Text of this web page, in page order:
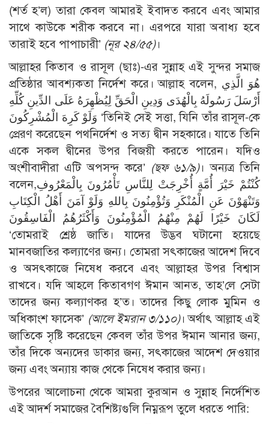
(শর্ত হ’ল) তারা কেবল আমারই ইবাদত করবে এবং আমার
সাথে কাউকে শরীক করবে না। এরপরে যারা অবাধ্য হবে
তারাই হবে পাপাচারী’ (নূর ২৪/৫৫)।
আল্লাহর কিতাব ও রাসূল (ছাঃ)-এর সুন্নাহ এই সুন্দর সমাজ
প্রতিষ্ঠার আবশ্যকতা নির্দেশ করে। আল্লাহ বলেন, هُوَ الَّذِي
أَرْسَلَ رَسُولَهُ بِالْهُدَى وَدِينِ الْحَقِّ لِيُظْهِرَهُ عَلَى الدِّينِ كُلِّهِ
وَلَوْ كَرِهَ الْمُشْرِكُونَ ‘তিনিই সেই সত্তা, যিনি তাঁর রাসূল-কে
প্রেরণ করেছেন পথনির্দেশ ও সত্য দ্বীন সহকারে। যাতে তিনি
একে সকল দ্বীনের উপর বিজয়ী করতে পারেন। যদিও
অংশীবাদীরা এটি অপসন্দ করে’ (ছফ ৬১/৯)। অন্যত্র তিনি
বলেন,كُنْتُمْ خَيْرَ أُمَّةٍ أُخْرِجَتْ لِلنَّاسِ تَأْمُرُونَ بِالْمَعْرُوفِ
وَتَنْهَوْنَ عَنِ الْمُنْكَرِ وَتُؤْمِنُونَ بِاللهِ وَلَوْ آمَنَ أَهْلُ الْكِتَابِ
لَكَانَ خَيْرًا لَهُمْ مِنْهُمُ الْمُؤْمِنُونَ وَأَكْثَرُهُمُ الْفَاسِقُونَ
‘তোমরাই শ্রেষ্ঠ জাতি। যাদের উদ্ভব ঘটানো হয়েছে
মানবজাতির কল্যাণের জন্য। তোমরা সৎকাজের আদেশ দিবে
ও অসৎকাজে নিষেধ করবে এবং আল্লাহর উপর বিশ্বাস
রাখবে। যদি আহলে কিতাবগণ ঈমান আনত, তাহ’লে সেটা
তাদের জন্য কল্যাণকর হ’ত। তাদের কিছু লোক মুমিন ও
অধিকাংশ ফাসেক’ (আলে ইমরান ৩/১১০)। অর্থাৎ আল্লাহ এই
জাতিকে সৃষ্টি করেছেন কেবল তাঁর উপর ঈমান আনার জন্য,
তাঁর দিকে অন্যদের ডাকার জন্য, সৎকাজের আদেশ দেওয়ার
জন্য এবং অন্যায় কাজ থেকে নিষেধ করার জন্য।
উপরের আলোচনা থেকে আমরা কুরআন ও সুন্নাহ নির্দেশিত
এই আদর্শ সমাজের বৈশিষ্ট্যগুলি নিম্নরূপ তুলে ধরতে পারি: